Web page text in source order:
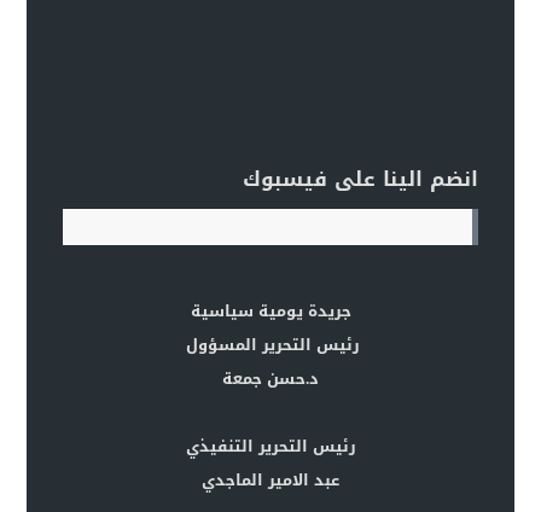
انضم الينا على فيسبوك
جريدة يومية سياسية
رئيس التحرير المسؤول
د.حسن جمعة
رئيس التحرير التنفيذي
عبد الامير الماجدي